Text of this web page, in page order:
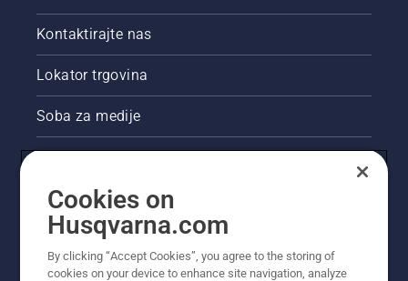
Kontaktirajte nas
Lokator trgovina
Soba za medije
Akcije
Pravne informacije o proizvodu
Ostale stranice tvrtke Husqvarna
Cookies on
Husqvarna.com
By clicking “Accept Cookies”, you agree to the storing of
cookies on your device to enhance site navigation, analyze